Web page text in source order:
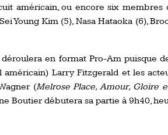
américain, ou encore six membres
Young Kim (5), Nasa Hataoka (6),
en format Pro-Am puisque
américain) Larry Fitzgerald et les
(Melrose Place, Amour, Gloire
Boutier débutera sa partie à 9h40,